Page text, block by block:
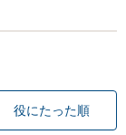
役にたった順